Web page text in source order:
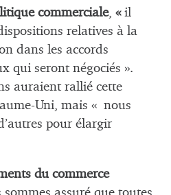
commerciale, « il
relatives à la
dans les accords
qui seront négociés ».
auraient rallié cette
Uni, mais « nous
pour élargir
du commerce